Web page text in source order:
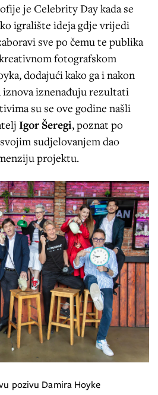
je Celebrity Day kada se
igralište ideja gdje vrijedi
sve po čemu te publika
fotografskom
dodajući kako ga i nakon
iznova iznenađuju rezultati
su se ove godine našli
Igor Šeregi, poznat po
sudjelovanjem dao
projektu.
pozivu Damira Hoyke